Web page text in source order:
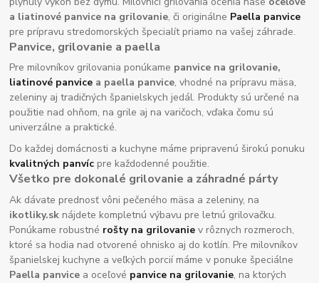
a liatinové panvice na grilovanie, či originálne Paella panvice
pre prípravu stredomorských špecialít priamo na vašej záhrade.
Panvice, grilovanie a paella
Pre milovníkov grilovania ponúkame panvice na grilovanie,
liatinové panvice a paella panvice, vhodné na prípravu mäsa,
zeleniny aj tradičných španielskych jedál. Produkty sú určené na
použitie nad ohňom, na grile aj na varičoch, vďaka čomu sú
univerzálne a praktické.
Do každej domácnosti a kuchyne máme pripravenú širokú ponuku
kvalitných panvíc pre každodenné použitie.
Všetko pre dokonalé grilovanie a záhradné párty
Ak dávate prednosť vôni pečeného mäsa a zeleniny, na
ikotliky.sk nájdete kompletnú výbavu pre letnú grilovačku.
Ponúkame robustné rošty na grilovanie v rôznych rozmeroch,
ktoré sa hodia nad otvorené ohnisko aj do kotlín. Pre milovníkov
španielskej kuchyne a veľkých porcií máme v ponuke špeciálne
Paella panvice a oceľové panvice na grilovanie, na ktorých